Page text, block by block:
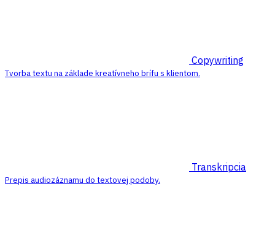
Copywriting
Tvorba textu na základe kreatívneho brífu s klientom.
Transkripcia
Prepis audiozáznamu do textovej podoby.